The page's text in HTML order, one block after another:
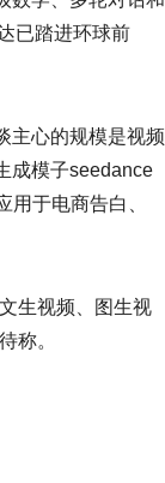
已踏进环球前
主心的规模是视频
成模子seedance
用于电商告白、
生视频、图生视
称。